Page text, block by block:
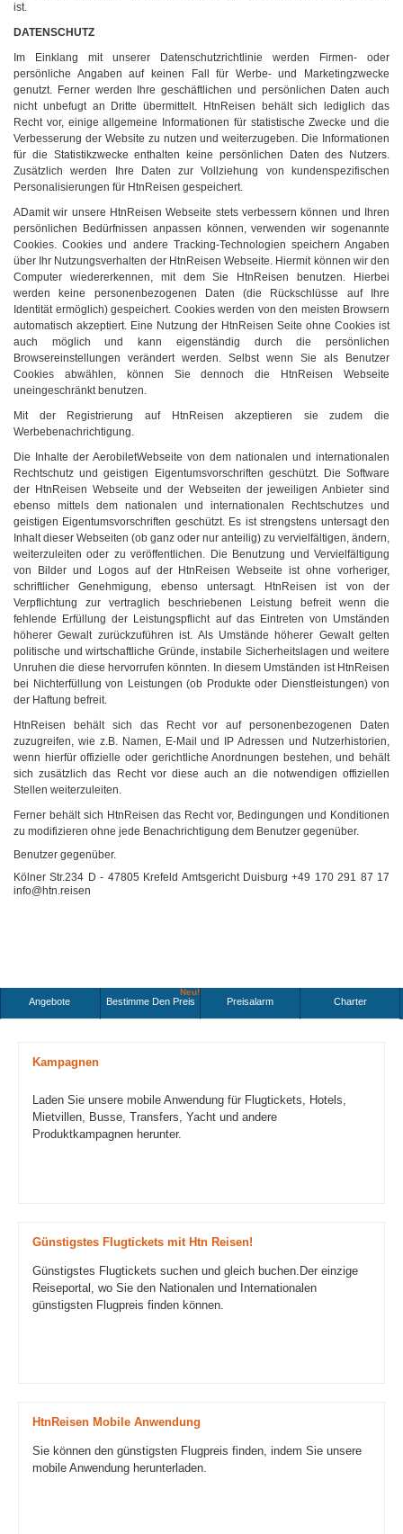
ist.
DATENSCHUTZ
Im Einklang mit unserer Datenschutzrichtlinie werden Firmen- oder
persönliche Angaben auf keinen Fall für Werbe- und Marketingzwecke
genutzt. Ferner werden Ihre geschäftlichen und persönlichen Daten auch
nicht unbefugt an Dritte übermittelt. HtnReisen behält sich lediglich das
Recht vor, einige allgemeine Informationen für statistische Zwecke und die
Verbesserung der Website zu nutzen und weiterzugeben. Die Informationen
für die Statistikzwecke enthalten keine persönlichen Daten des Nutzers.
Zusätzlich werden Ihre Daten zur Vollziehung von kundenspezifischen
Personalisierungen für HtnReisen gespeichert.
ADamit wir unsere HtnReisen Webseite stets verbessern können und Ihren
persönlichen Bedürfnissen anpassen können, verwenden wir sogenannte
Cookies. Cookies und andere Tracking-Technologien speichern Angaben
über Ihr Nutzungsverhalten der HtnReisen Webseite. Hiermit können wir den
Computer wiedererkennen, mit dem Sie HtnReisen benutzen. Hierbei
werden keine personenbezogenen Daten (die Rückschlüsse auf Ihre
Identität ermöglich) gespeichert. Cookies werden von den meisten Browsern
automatisch akzeptiert. Eine Nutzung der HtnReisen Seite ohne Cookies ist
auch möglich und kann eigenständig durch die persönlichen
Browsereinstellungen verändert werden. Selbst wenn Sie als Benutzer
Cookies abwählen, können Sie dennoch die HtnReisen Webseite
uneingeschränkt benutzen.
Mit der Registrierung auf HtnReisen akzeptieren sie zudem die
Werbebenachrichtigung.
Die Inhalte der AerobiletWebseite von dem nationalen und internationalen
Rechtschutz und geistigen Eigentumsvorschriften geschützt. Die Software
der HtnReisen Webseite und der Webseiten der jeweiligen Anbieter sind
ebenso mittels dem nationalen und internationalen Rechtschutzes und
geistigen Eigentumsvorschriften geschützt. Es ist strengstens untersagt den
Inhalt dieser Webseiten (ob ganz oder nur anteilig) zu vervielfältigen, ändern,
weiterzuleiten oder zu veröffentlichen. Die Benutzung und Vervielfältigung
von Bilder und Logos auf der HtnReisen Webseite ist ohne vorheriger,
schriftlicher Genehmigung, ebenso untersagt. HtnReisen ist von der
Verpflichtung zur vertraglich beschriebenen Leistung befreit wenn die
fehlende Erfüllung der Leistungspflicht auf das Eintreten von Umständen
höherer Gewalt zurückzuführen ist. Als Umstände höherer Gewalt gelten
politische und wirtschaftliche Gründe, instabile Sicherheitslagen und weitere
Unruhen die diese hervorrufen könnten. In diesem Umständen ist HtnReisen
bei Nichterfüllung von Leistungen (ob Produkte oder Dienstleistungen) von
der Haftung befreit.
HtnReisen behält sich das Recht vor auf personenbezogenen Daten
zuzugreifen, wie z.B. Namen, E-Mail und IP Adressen und Nutzerhistorien,
wenn hierfür offizielle oder gerichtliche Anordnungen bestehen, und behält
sich zusätzlich das Recht vor diese auch an die notwendigen offiziellen
Stellen weiterzuleiten.
Ferner behält sich HtnReisen das Recht vor, Bedingungen und Konditionen
zu modifizieren ohne jede Benachrichtigung dem Benutzer gegenüber.
Benutzer gegenüber.
Kölner Str.234 D - 47805 Krefeld Amtsgericht Duisburg +49 170 291 87 17
info@htn.reisen
Angebote Bestimme Den Preis
Neu!
Preisalarm Charter
Kampagnen
Laden Sie unsere mobile Anwendung für Flugtickets, Hotels,
Mietvillen, Busse, Transfers, Yacht und andere
Produktkampagnen herunter.
Günstigstes Flugtickets mit Htn Reisen!
Günstigstes Flugtickets suchen und gleich buchen.Der einzige
Reiseportal, wo Sie den Nationalen und Internationalen
günstigsten Flugpreis finden können.
HtnReisen Mobile Anwendung
Sie können den günstigsten Flugpreis finden, indem Sie unsere
mobile Anwendung herunterladen.